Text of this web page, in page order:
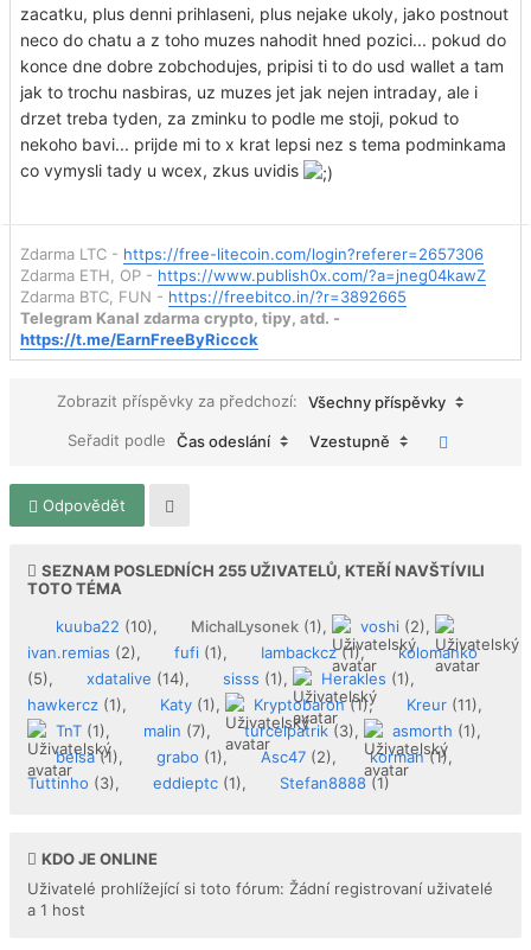
zacatku, plus denni prihlaseni, plus nejake ukoly, jako postnout
neco do chatu a z toho muzes nahodit hned pozici... pokud do
konce dne dobre zobchodujes, pripisi ti to do usd wallet a tam
jak to trochu nasbiras, uz muzes jet jak nejen intraday, ale i
drzet treba tyden, za zminku to podle me stoji, pokud to
nekoho bavi... prijde mi to x krat lepsi nez s tema podminkama
co vymysli tady u wcex, zkus uvidis
Zdarma LTC - https://free-litecoin.com/login?referer=2657306
Zdarma ETH, OP - https://www.publish0x.com/?a=jneg04kawZ
Zdarma BTC, FUN - https://freebitco.in/?r=3892665
Telegram Kanal zdarma crypto, tipy, atd. -
https://t.me/EarnFreeByRiccck
Zobrazit příspěvky za předchozí:
Všechny příspěvky
Seřadit podle
Čas odeslání Vzestupně
Odpovědět
SEZNAM POSLEDNÍCH 255UŽIVATELŮ, KTEŘÍ NAVŠTÍVILI
TOTO TÉMA
kuuba22 (10), MichalLysonek (1), voshi (2),
ivan.remias (2), fufi (1), Iambackcz(1),
kolomanko
(5),
xdatalive (14), sisss (1), Herakles (1),
hawkercz (1), Katy (1), Kryptobaron(1), Kreur (11),
TnT (1), malin (7), turcelpatrik (3), asmorth (1),
belsa(1), grabo (1), Asc47 (2), korman(1),
Tuttinho (3), eddieptc (1), Stefan8888 (1)
KDO JE ONLINE
Uživatelé prohlížející si toto fórum: Žádní registrovaní uživatelé
a 1 host